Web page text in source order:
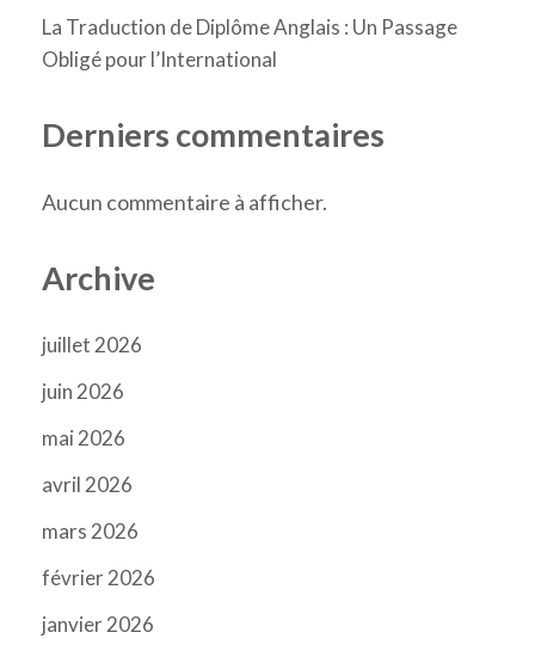
La Traduction de Diplôme Anglais : Un Passage
Obligé pour l’International
Derniers commentaires
Aucun commentaire à afficher.
Archive
juillet 2026
juin 2026
mai 2026
avril 2026
mars 2026
février 2026
janvier 2026